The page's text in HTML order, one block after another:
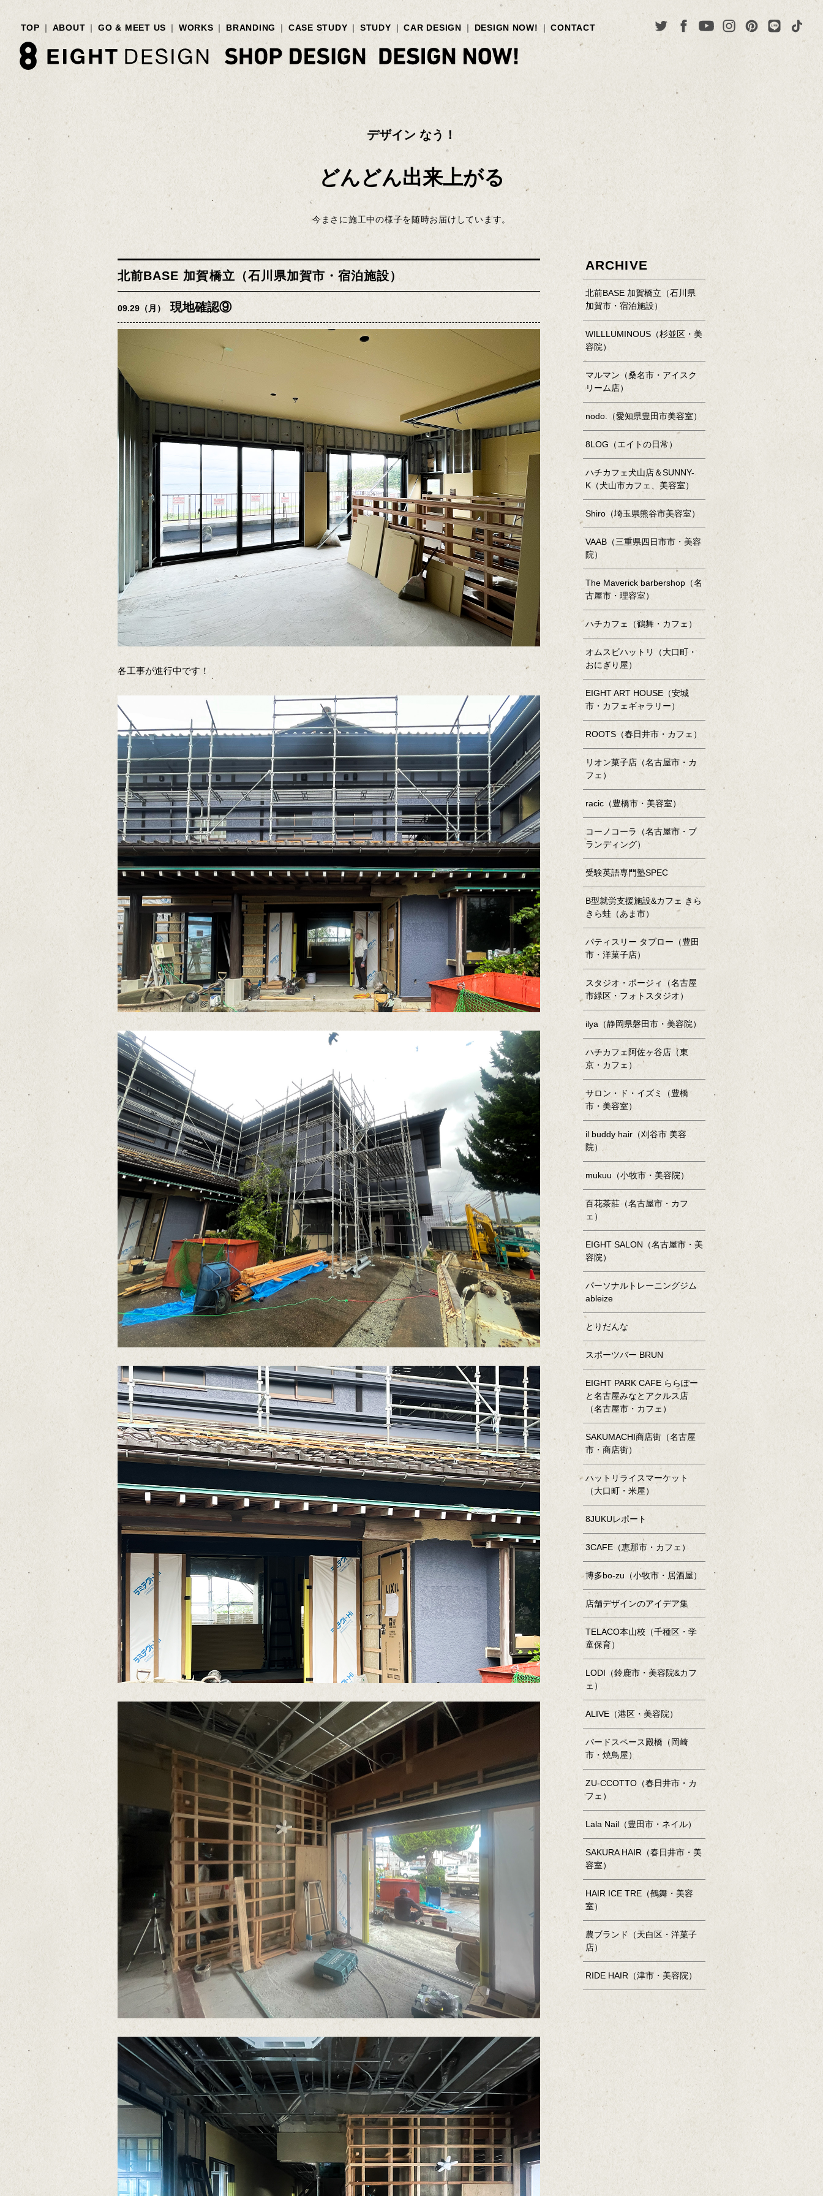
TOP ABOUT GO & MEET US WORKS BRANDING CASE STUDY STUDY CAR DESIGN DESIGN NOW! CONTACT
デザイン なう！
どんどん出来上がる
今まさに施工中の様子を随時お届けしています。
北前BASE 加賀橋立（石川県加賀市・宿泊施設）
09.29（月） 現地確認⑨
各工事が進行中です！
ARCHIVE
北前BASE 加賀橋立（石川県
加賀市・宿泊施設）
WILLLUMINOUS（杉並区・美
容院）
マルマン（桑名市・アイスク
リーム店）
nodo.（愛知県豊田市美容室）
8LOG（エイトの日常）
ハチカフェ犬山店＆SUNNY-
K（犬山市カフェ、美容室）
Shiro（埼玉県熊谷市美容室）
VAAB（三重県四日市市・美容
院）
The Maverick barbershop（名
古屋市・理容室）
ハチカフェ（鶴舞・カフェ）
オムスビハットリ（大口町・
おにぎり屋）
EIGHT ART HOUSE（安城
市・カフェギャラリー）
ROOTS（春日井市・カフェ）
リオン菓子店（名古屋市・カ
フェ）
racic（豊橋市・美容室）
コーノコーラ（名古屋市・ブ
ランディング）
受験英語専門塾SPEC
B型就労支援施設&カフェ きら
きら蛙（あま市）
パティスリー タブロー（豊田
市・洋菓子店）
スタジオ・ポージィ（名古屋
市緑区・フォトスタジオ）
ilya（静岡県磐田市・美容院）
ハチカフェ阿佐ヶ谷店（東
京・カフェ）
サロン・ド・イズミ（豊橋
市・美容室）
il buddy hair（刈谷市 美容
院）
mukuu（小牧市・美容院）
百花茶莊（名古屋市・カフ
ェ）
EIGHT SALON（名古屋市・美
容院）
パーソナルトレーニングジム
ableize
とりだんな
スポーツバー BRUN
EIGHT PARK CAFE ららぽー
と名古屋みなとアクルス店
（名古屋市・カフェ）
SAKUMACHI商店街（名古屋
市・商店街）
ハットリライスマーケット
（大口町・米屋）
8JUKUレポート
3CAFE（恵那市・カフェ）
博多bo-zu（小牧市・居酒屋）
店舗デザインのアイデア集
TELACO本山校（千種区・学
童保育）
LODI（鈴鹿市・美容院&カフ
ェ）
ALIVE（港区・美容院）
バードスペース殿橋（岡崎
市・焼鳥屋）
ZU-CCOTTO（春日井市・カ
フェ）
Lala Nail（豊田市・ネイル）
SAKURA HAIR（春日井市・美
容室）
HAIR ICE TRE（鶴舞・美容
室）
農ブランド（天白区・洋菓子
店）
RIDE HAIR（津市・美容院）